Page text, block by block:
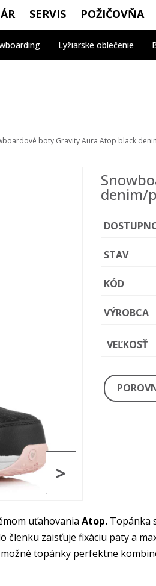
SERVIS POŽIČOVŇA
Lyžiarske oblečenie
boty Gravity Aura Atop black
>
denim/
STAV
KÓD
VÝROBCA
VEĽKOSŤ
uťahovania Atop. Topánka
zaisťuje fixáciu päty a
topánky perfektne